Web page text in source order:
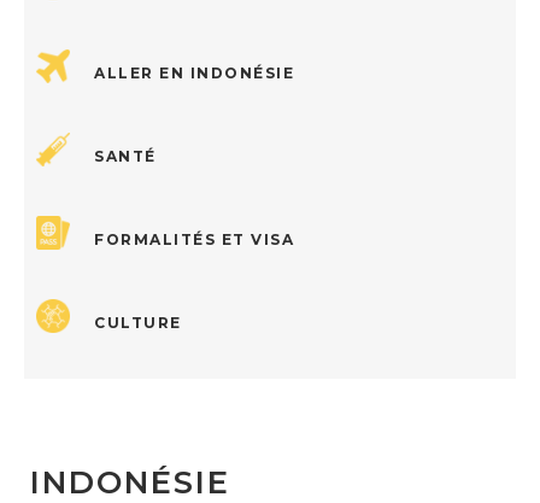
ALLER EN INDONÉSIE
SANTÉ
FORMALITÉS ET VISA
CULTURE
INDONÉSIE